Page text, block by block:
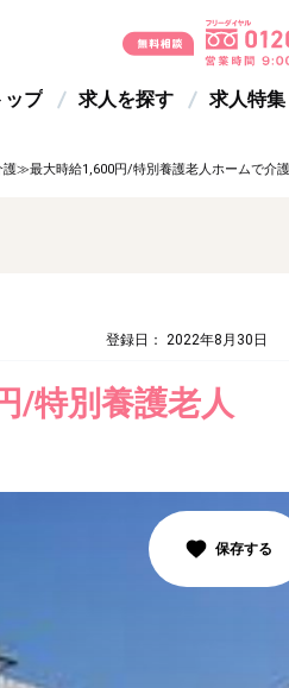
ップ 求人を探す 求人特集
護≫最大時給1,600円/特別養護老人ホームで介
登録日： 2022年8月30日
/特別養護老人